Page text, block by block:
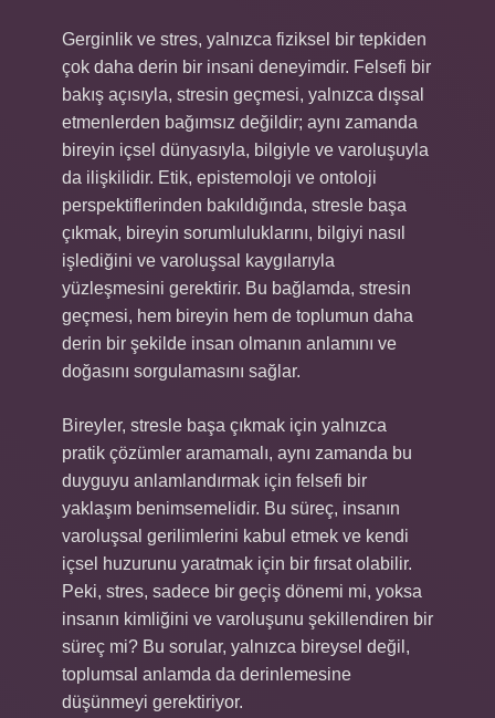
Gerginlik ve stres, yalnızca fiziksel bir tepkiden
çok daha derin bir insani deneyimdir. Felsefi bir
bakış açısıyla, stresin geçmesi, yalnızca dışsal
etmenlerden bağımsız değildir; aynı zamanda
bireyin içsel dünyasıyla, bilgiyle ve varoluşuyla
da ilişkilidir. Etik, epistemoloji ve ontoloji
perspektiflerinden bakıldığında, stresle başa
çıkmak, bireyin sorumluluklarını, bilgiyi nasıl
işlediğini ve varoluşsal kaygılarıyla
yüzleşmesini gerektirir. Bu bağlamda, stresin
geçmesi, hem bireyin hem de toplumun daha
derin bir şekilde insan olmanın anlamını ve
doğasını sorgulamasını sağlar.
Bireyler, stresle başa çıkmak için yalnızca
pratik çözümler aramamalı, aynı zamanda bu
duyguyu anlamlandırmak için felsefi bir
yaklaşım benimsemelidir. Bu süreç, insanın
varoluşsal gerilimlerini kabul etmek ve kendi
içsel huzurunu yaratmak için bir fırsat olabilir.
Peki, stres, sadece bir geçiş dönemi mi, yoksa
insanın kimliğini ve varoluşunu şekillendiren bir
süreç mi? Bu sorular, yalnızca bireysel değil,
toplumsal anlamda da derinlemesine
düşünmeyi gerektiriyor.